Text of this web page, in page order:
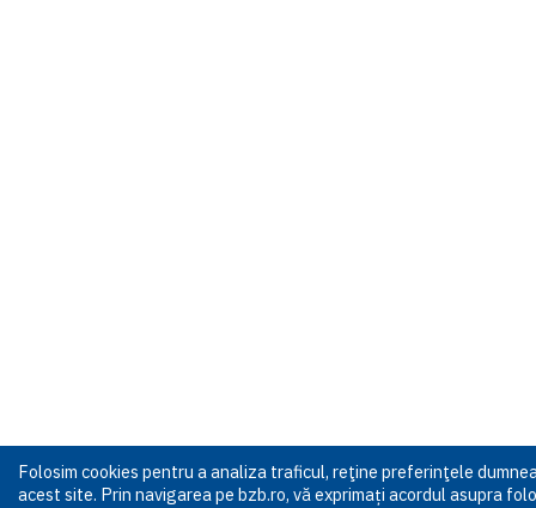
Folosim cookies pentru a analiza traficul, reţine preferinţele
acest site. Prin navigarea pe bzb.ro, vă exprimați acordul asupra